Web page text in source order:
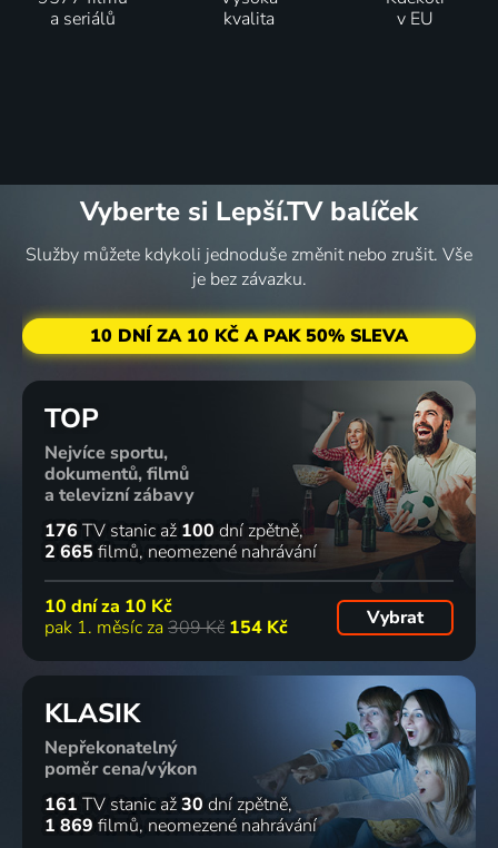
a seriálů
kvalita
v EU
Vyberte si Lepší.TV balíček
Služby můžete kdykoli jednoduše změnit nebo zrušit. Vše
je bez závazku.
10 DNÍ ZA 10 KČ A PAK 50% SLEVA
TOP
Nejvíce sportu,
dokumentů, filmů
a televizní zábavy
176 TV stanic až 100 dní zpětně
2 665 filmů neomezené nahrávání
10 dní za 10 Kč
pak 1. měsíc za 309 Kč 154 Kč Vybrat
KLASIK
Nepřekonatelný
poměr cena/výkon
161 TV stanic až30 dní zpětně
1 869 filmů neomezené nahrávání